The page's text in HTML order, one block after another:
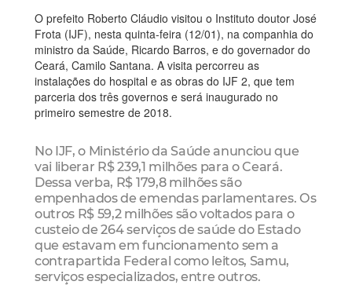
O prefeito Roberto Cláudio visitou o Instituto doutor José
Frota (IJF), nesta quinta-feira (12/01), na companhia do
ministro da Saúde, Ricardo Barros, e do governador do
Ceará, Camilo Santana. A visita percorreu as
instalações do hospital e as obras do IJF 2, que tem
parceria dos três governos e será inaugurado no
primeiro semestre de 2018.
No IJF, o Ministério da Saúde anunciou que
vai liberar R$ 239,1 milhões para o Ceará.
Dessa verba, R$ 179,8 milhões são
empenhados de emendas parlamentares. Os
outros R$ 59,2 milhões são voltados para o
custeio de 264 serviços de saúde do Estado
que estavam em funcionamento sem a
contrapartida Federal como leitos, Samu,
serviços especializados, entre outros.